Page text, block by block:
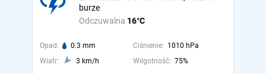
Odczuwalna 16°C
burze
Opad: 0.3 mm Ciśnienie: 1010 hPa
Wiatr:
3 km/h Wilgotność: 75%